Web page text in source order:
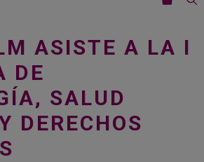
ASISTE A LA I
DE
SALUD
DERECHOS